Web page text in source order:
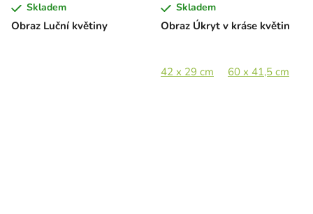
Obraz Luční květiny
Skladem
Obraz Úkryt v kráse květin
Skladem
42 x 29 cm 60 x 41,5 cm